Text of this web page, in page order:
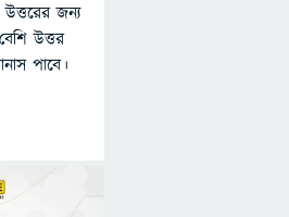
উত্তরের জন্য
উত্তর
পাবে।